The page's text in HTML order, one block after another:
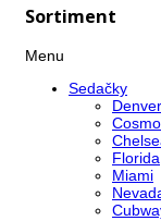
Sortiment
Menu
Sedačky
Denver
Cosmo
Florida
Miami